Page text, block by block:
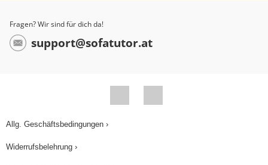
Pfadregel kannst du mehrere
Wahrscheinlichkeit dieser Pfade zusammen zu
Ergebnisse "Unentschieden" und "Verloren" zu
zusammengefasst. Mit diesen beiden Regeln
Fragen? Wir sind für dich da!
support@sofatutor.at
Allg. Geschäftsbedingungen ›
Widerrufsbelehrung ›